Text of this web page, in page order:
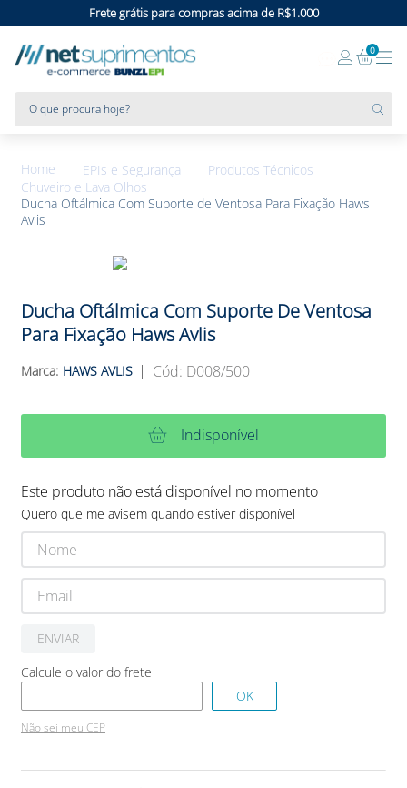
Frete grátis para compras acima de R$1.000
0
EPIs e Segurança
Produtos Técnicos
Chuveiro e Lava Olhos
Ducha Oftálmica Com Suporte de Ventosa Para Fixação Haws
Avlis
Ducha Oftálmica Com Suporte De Ventosa
Para Fixação Haws Avlis
HAWS AVLIS : D008/500
Indisponível
Este produto não está disponível no momento
Quero que me avisem quando estiver disponível
ENVIAR
Não sei meu CEP